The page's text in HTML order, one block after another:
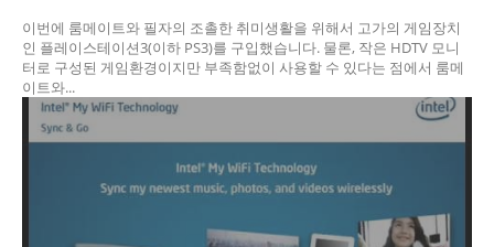
이번에 룸메이트와 필자의 조촐한 취미생활을 위해서 고가의 게임장치
인 플레이스테이션3(이하 PS3)를 구입했습니다. 물론, 작은 HDTV 모니
터로 구성된 게임환경이지만 부족함없이 사용할 수 있다는 점에서 룸메
이트와...